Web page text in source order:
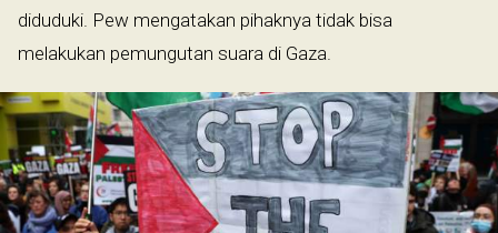
diduduki. Pew mengatakan pihaknya tidak bisa
melakukan pemungutan suara di Gaza.